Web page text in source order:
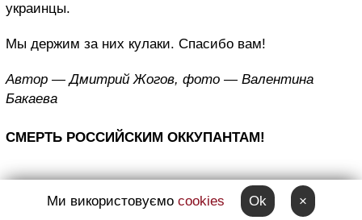
украинцы.
Мы держим за них кулаки. Спасибо вам!
Автор — Дмитрий Жогов, фото — Валентина
Бакаева
СМЕРТЬ РОССИЙСКИМ ОККУПАНТАМ!
Ми використовуємо cookies Ok ×